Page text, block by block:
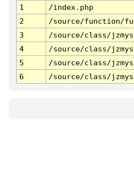
1
/index.php
2
/source/function/
3
/source/class/
4
/source/class/
5
/source/class/
6
/source/class/